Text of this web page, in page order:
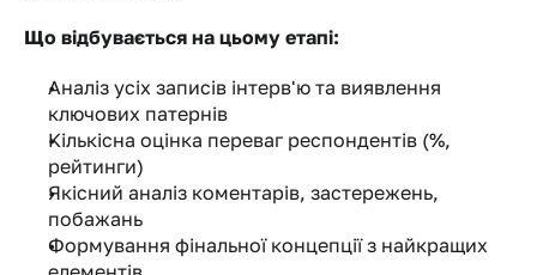
Що відбувається на цьому етапі:
Аналіз усіх записів інтерв'ю та виявлення
ключових патернів
Кількісна оцінка переваг респондентів (%,
рейтинги)
Якісний аналіз коментарів, застережень,
побажань
Формування фінальної концепції з найкращих